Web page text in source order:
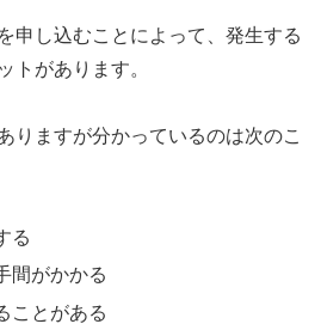
申し込むことによって、発生する
トがあります。
りますが分かっているのは次のこ
る
間がかかる
ことがある